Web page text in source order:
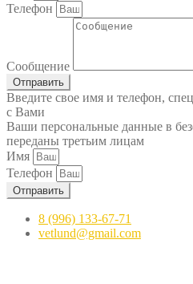
Телефон
Сообщение
Отправить
Введите свое имя и телефон,
с Вами
Ваши персональные данные в
переданы третьим лицам
Имя
Телефон
Отправить
8 (996) 133-67-71
vetlund@gmail.com